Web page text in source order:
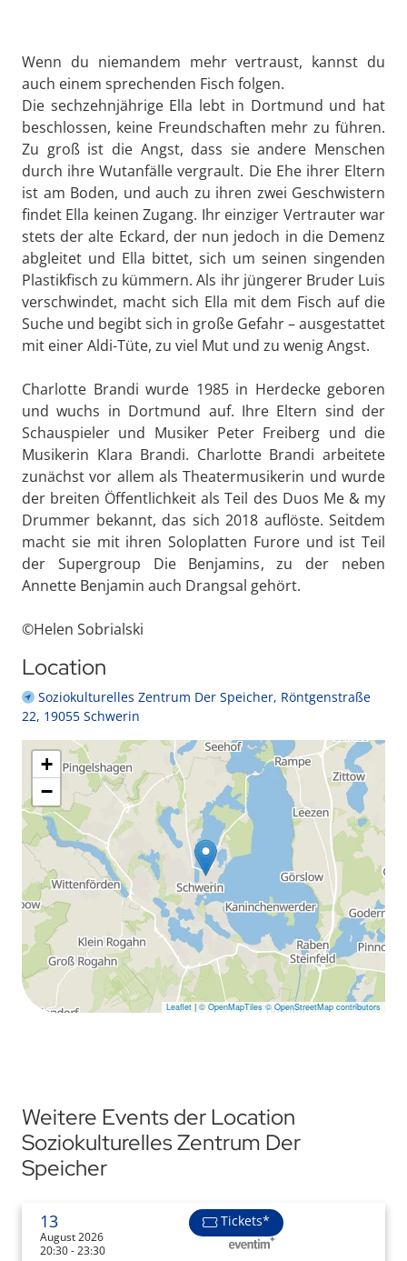
Wenn du niemandem mehr vertraust, kannst du
auch einem sprechenden Fisch folgen.
Die sechzehnjährige Ella lebt in Dortmund und hat
beschlossen, keine Freundschaften mehr zu führen.
Zu groß ist die Angst, dass sie andere Menschen
durch ihre Wutanfälle vergrault. Die Ehe ihrer Eltern
ist am Boden, und auch zu ihren zwei Geschwistern
findet Ella keinen Zugang. Ihr einziger Vertrauter war
stets der alte Eckard, der nun jedoch in die Demenz
abgleitet und Ella bittet, sich um seinen singenden
Plastikfisch zu kümmern. Als ihr jüngerer Bruder Luis
verschwindet, macht sich Ella mit dem Fisch auf die
Suche und begibt sich in große Gefahr – ausgestattet
mit einer Aldi-Tüte, zu viel Mut und zu wenig Angst.
Charlotte Brandi wurde 1985 in Herdecke geboren
und wuchs in Dortmund auf. Ihre Eltern sind der
Schauspieler und Musiker Peter Freiberg und die
Musikerin Klara Brandi. Charlotte Brandi arbeitete
zunächst vor allem als Theatermusikerin und wurde
der breiten Öffentlichkeit als Teil des Duos Me & my
Drummer bekannt, das sich 2018 auflöste. Seitdem
macht sie mit ihren Soloplatten Furore und ist Teil
der Supergroup Die Benjamins, zu der neben
Annette Benjamin auch Drangsal gehört.
©Helen Sobrialski
Location
Soziokulturelles Zentrum Der Speicher, Röntgenstraße
22, 19055 Schwerin
+
−
Leaflet | © OpenMapTiles © OpenStreetMap contributors
Weitere Events der Location
Soziokulturelles Zentrum Der
Speicher
13
August 2026
20:30 - 23:30
Tickets*